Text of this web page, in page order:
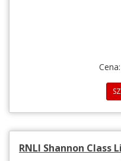
Cena:
RNLI Shannon Class